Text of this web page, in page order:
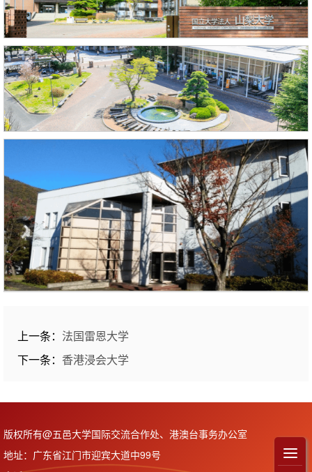
上一条： 法国雷恩大学
下一条： 香港浸会大学
版权所有@五邑大学国际交流合作处、港澳台事务办公室
地址：广东省江门市迎宾大道中99号